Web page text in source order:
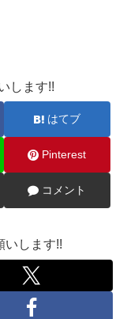
します!!
はてブ
Pinterest
コメント
いします!!